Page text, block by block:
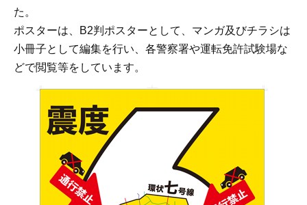
た。
ポスターは、B2判ポスターとして、マンガ及びチラシは
小冊子として編集を行い、各警察署や運転免許試験場な
どで閲覧等をしています。